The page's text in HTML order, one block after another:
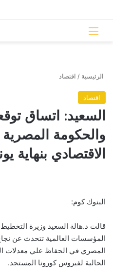
القائمة
الرئيسية / اقتصاد
اقتصاد
السعيد: اتساق
والحكومة
الاقتصادي بنهاية
البنوك كوم:
قالت د.هالة السعيد وزيرة التخطيط
المؤسسات العالمية تتحدث عن
المصري في الحفاظ علي معدلات
الحالية لفيروس كورونا المستجد.